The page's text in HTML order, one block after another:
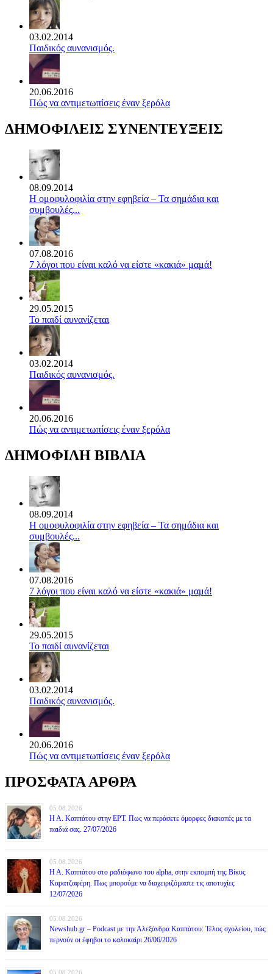
03.02.2014
Παιδικός αυνανισμός.
20.06.2016
Πώς να αντιμετωπίσεις έναν ξερόλα
ΔΗΜΟΦΙΛΕΙΣ ΣΥΝΕΝΤΕΥΞΕΙΣ
08.09.2014
Η ομοφυλοφιλία στην εφηβεία – Τα σημάδια και
συμβουλές...
07.08.2016
7 λόγοι που είναι καλό να είστε «κακιά» μαμά!
29.05.2015
Το παιδί αυνανίζεται
03.02.2014
Παιδικός αυνανισμός.
20.06.2016
Πώς να αντιμετωπίσεις έναν ξερόλα
ΔΗΜΟΦΙΛΗ ΒΙΒΛΙΑ
08.09.2014
Η ομοφυλοφιλία στην εφηβεία – Τα σημάδια και
συμβουλές...
07.08.2016
7 λόγοι που είναι καλό να είστε «κακιά» μαμά!
29.05.2015
Το παιδί αυνανίζεται
03.02.2014
Παιδικός αυνανισμός.
20.06.2016
Πώς να αντιμετωπίσεις έναν ξερόλα
ΠΡΟΣΦΑΤΑ ΑΡΘΡΑ
05.08.2026
Η Α. Καππάτου στην ΕΡΤ. Πως να περάσετε όμορφες διακοπές με τα
παιδιά σας. 27/07/2026
05.08.2026
Η Α. Καππάτου στο ραδιόφωνο του alpha, στην εκπομπή της Βίκυς
Καρατζαφέρη. Πως μπορούμε να διαχειριζόμαστε τις αποτυχίες
12/07/2026
05.08.2026
Newshub.gr – Podcast με την Αλεξάνδρα Καππάτου: Τέλος σχολείου, πώς
περνούν οι έφηβοι το καλοκαίρι 26/06/2026
05.08.2026